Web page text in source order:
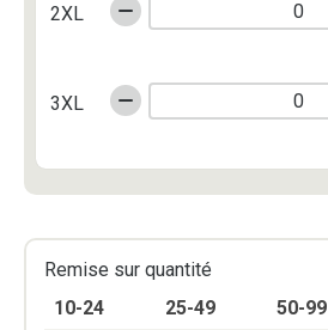
2XL
3XL
Remise sur quantité
10-24
25-49 50-99